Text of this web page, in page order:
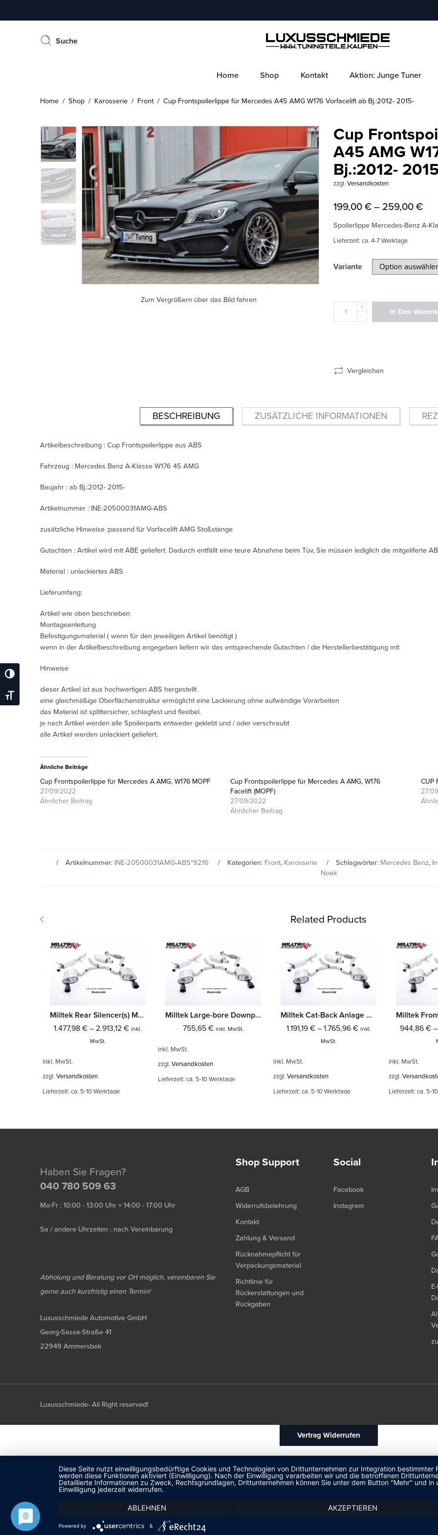
Umschalten Auf Hohe Kontraste
Schrift Vergrößern
Suche
Home Shop Kontakt Aktion: Junge Tuner
Home / Shop / Karosserie / Front / Cup Frontspoilerlippe für Mercedes A45 AMG W176 Vorfacelift ab Bj.:2012- 2015-
Zum Vergrößern über das Bild fahren
Cup
A45 AMG
Bj.:2012-
zzgl. Versandkosten
199,00 € – 259,00 €
Spoilerlippe Mercedes-Benz A-
Lieferzeit: ca. 4-7 Werktage
Variante
+
-
In Den
Vergleichen
BESCHREIBUNG ZUSÄTZLICHE INFORMATIONEN
Artikelbeschreibung : Cup Frontspoilerlippe aus ABS
Fahrzeug : Mercedes Benz A-Klasse W176 45 AMG
Baujahr : ab Bj.:2012- 2015-
Artikelnummer : INE-20500031AMG-ABS
zusätzliche Hinweise :passend für Vorfacelift AMG Stoßstange
Gutachten : Artikel wird mit ABE geliefert. Dadurch entfällt eine teure Abnahme beim Tüv, Sie müssen lediglich die mitgeliferte
Material : unlackiertes ABS
Lieferumfang:
Artikel wie oben beschrieben
Montageanleitung
Befestigungsmaterial ( wenn für den jeweiligen Artikel benötigt )
wenn in der Artikelbeschreibung angegeben liefern wir das entsprechende Gutachten / die Herstellerbestätigung mit
Hinweise
dieser Artikel ist aus hochwertigen ABS hergestellt
eine gleichmäßige Oberflächenstruktur ermöglicht eine Lackierung ohne aufwändige Vorarbeiten
das Material ist splittersicher, schlagfest und flexibel.
je nach Artikel werden alle Spoilerparts entweder geklebt und / oder verschraubt
alle Artikel werden unlackiert geliefert.
Ähnliche Beiträge
Cup Frontspoilerlippe für Mercedes A AMG, W176 MOPF
27/09/2022
Ähnlicher Beitrag
Cup Frontspoilerlippe für Mercedes A AMG, W176
Facelift (MOPF)
27/09/2022
Ähnlicher Beitrag
CUP
27/
Artikelnummer: INE-20500031AMG-ABS*9216 Kategorien: Front, Karosserie Schlagwörter: Mercedes Benz,
Noak
Related Products
Milltek Rear Silencer(s) Mercedes C-Class C63 & C63 S (W205) Limousine 4.0 Bi-Turbo V8 (Fahrzeuge mit OPF/GPF) Mit TÜV / ECE Zulassung!
1.477,98 € – 2.913,12 € inkl.
MwSt.
inkl. MwSt.
zzgl. Versandkosten
Lieferzeit: ca. 5-10 Werktage
Milltek Large-bore Downpipe und De-cat Mercedes A-Class A35 AMG 2.0 Turbo (Nur für Limousine - Ohne OPF/GPF Modelle)
755,65 € inkl. MwSt.
inkl. MwSt.
zzgl. Versandkosten
Lieferzeit: ca. 5-10 Werktage
Milltek Cat-Back Anlage Mercedes A-Class A35 AMG 2.0 Turbo (Nur für Limousine - Ohne OPF/GPF Modelle)
1.191,19 €– 1.765,96 € inkl.
MwSt.
inkl. MwSt.
zzgl. Versandkosten
Lieferzeit: ca. 5-10 Werktage
944,86 €–
inkl. MwSt.
zzgl.
Lieferzeit: ca. 5-
Haben Sie Fragen?
040 780 509 63
Mo-Fr : 10:00 - 13:00 Uhr + 14:00 - 17:00 Uhr
Sa / andere Uhrzeiten : nach Vereinbarung
Abholung und Beratung vor Ort möglich, vereinbaren Sie
gerne auch kurzfristig einen Termin!
Luxusschmiede Automotive GmbH
Georg-Sasse-Straße 41
22949 Ammersbek
Shop Support
AGB
Widerrufsbelehrung
Kontakt
Zahlung & Versand
Rücknahmepflicht für
Verpackungsmaterial
Richtlinie für
Rückerstattungen und
Rückgaben
Social
Facebook
Instagram
Luxusschmiede- All Right reserved!
Vertrag Widerrufen
Diese Seite nutzt einwilligungsbedürftige Cookies und Technologien von Drittunternehmen zur Integration
werden diese Funktionen aktiviert (Einwilligung). Nach der Einwilligung verarbeiten wir und die betroffenen
Detaillierte Informationen zu Zweck, Rechtsgrundlagen, Drittunternehmen können Sie unter dem Button "Mehr" und
Einwilligung jederzeit widerrufen.
ABLEHNEN AKZEPTIEREN
Powered by &